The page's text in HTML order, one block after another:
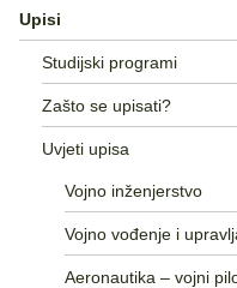
Upisi
Studijski programi
Zašto se upisati?
Uvjeti upisa
Vojno inženjerstvo
Vojno vođenje i
Aeronautika – vojni